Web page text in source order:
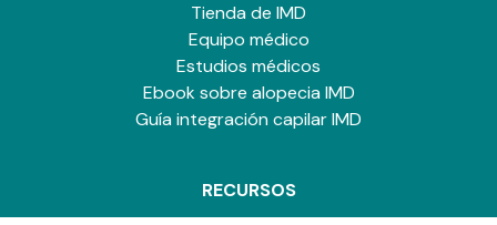
Tienda de IMD
Equipo médico
Estudios médicos
Ebook sobre alopecia IMD
Guía integración capilar IMD
RECURSOS